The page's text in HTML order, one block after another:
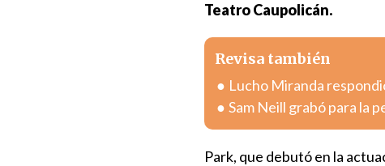
Teatro Caupolicán.
Revisa también
Lucho Miranda
Sam Neill grabó para la
Park, que debutó en la